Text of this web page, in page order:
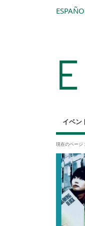
イベン
現在のページ :